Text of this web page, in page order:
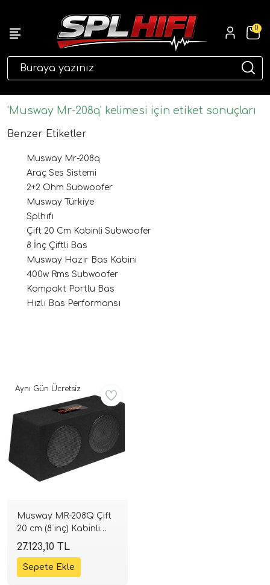
0
'Musway Mr-208q' kelimesi için etiket sonuçları
Benzer Etiketler
Musway Mr-208q
Araç Ses Sistemi
2+2 Ohm Subwoofer
Musway Türkiye
Splhıfı
Çift 20 Cm Kabinli Subwoofer
8 İnç Çiftli Bas
Musway Hazır Bas Kabini
400w Rms Subwoofer
Kompakt Portlu Bas
Hızlı Bas Performansı
Musway MR-208Q Çift
20 cm (8 inç) Kabinli
Subwoofer | 800W 2+2
Ohm | SPLHIFI
27.123,10 TL
Aynı Gün Ücretsiz